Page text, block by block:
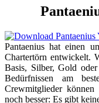
Pantaenius hat einen
Chartertörn entwickelt.
Basis, Silber, Gold
Bedürfnissen am
Crewmitglieder
noch besser: Es gibt